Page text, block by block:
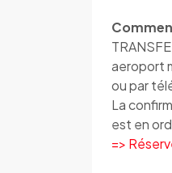
aeroport
ou par
La
est en
=>